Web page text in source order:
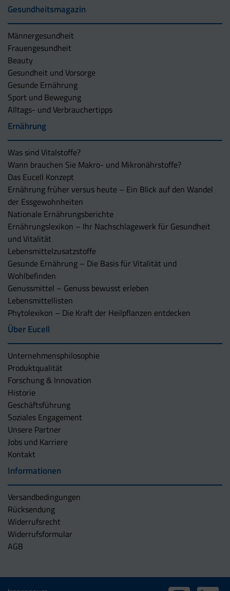
Gesundheitsmagazin
Männergesundheit
Frauengesundheit
Beauty
Gesundheit und Vorsorge
Gesunde Ernährung
Sport und Bewegung
Alltags- und Verbrauchertipps
Ernährung
Was sind Vitalstoffe?
Wann brauchen Sie Makro- und Mikronährstoffe?
Das Eucell Konzept
Ernährung früher versus heute – Ein Blick auf den Wandel
der Essgewohnheiten
Nationale Ernährungsberichte
Ernährungslexikon – Ihr Nachschlagewerk für Gesundheit
und Vitalität
Lebensmittelzusatzstoffe
Gesunde Ernährung – Die Basis für Vitalität und
Wohlbefinden
Genussmittel – Genuss bewusst erleben
Lebensmittellisten
Phytolexikon – Die Kraft der Heilpflanzen entdecken
Über Eucell
Unternehmens­philosophie
Produktqualität
Forschung & Innovation
Historie
Geschäftsführung
Soziales Engagement
Unsere Partner
Jobs und Karriere
Kontakt
Informationen
Versandbedingungen
Rücksendung
Widerrufsrecht
Widerrufsformular
AGB